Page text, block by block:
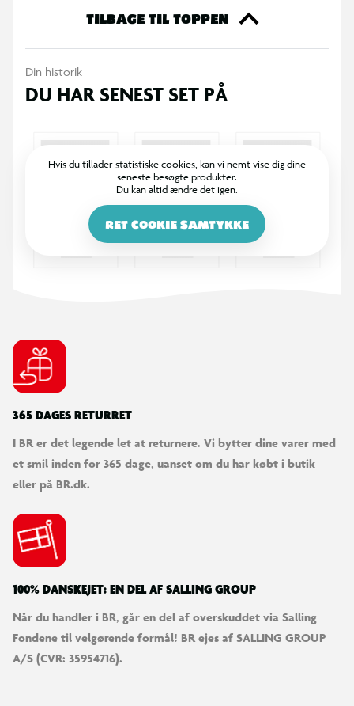
TILBAGE TIL TOPPEN
Din historik
DU HAR SENEST SET PÅ
Hvis du tillader statistiske cookies, kan vi nemt vise dig dine
seneste besøgte produkter.
Du kan altid ændre det igen.
RET COOKIE SAMTYKKE
365 DAGES RETURRET
I BR er det legende let at returnere. Vi bytter dine varer med
et smil inden for 365 dage, uanset om du har købt i butik
eller på BR.dk.
100% DANSKEJET: EN DEL AF SALLING GROUP
Når du handler i BR, går en del af overskuddet via Salling
Fondene til velgørende formål! BR ejes af SALLING GROUP
A/S (CVR: 35954716).